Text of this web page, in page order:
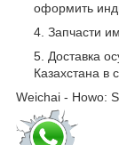
оформить
Запчасти
Доставка
Казахстана в
Weichai - Howo: